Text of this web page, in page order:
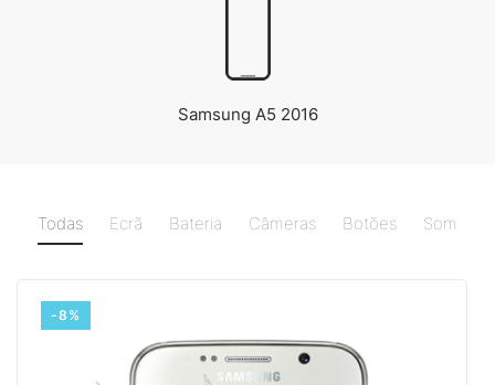
Samsung A5 2016
Todas Ecrã Bateria Câmeras Botões Som
-8%